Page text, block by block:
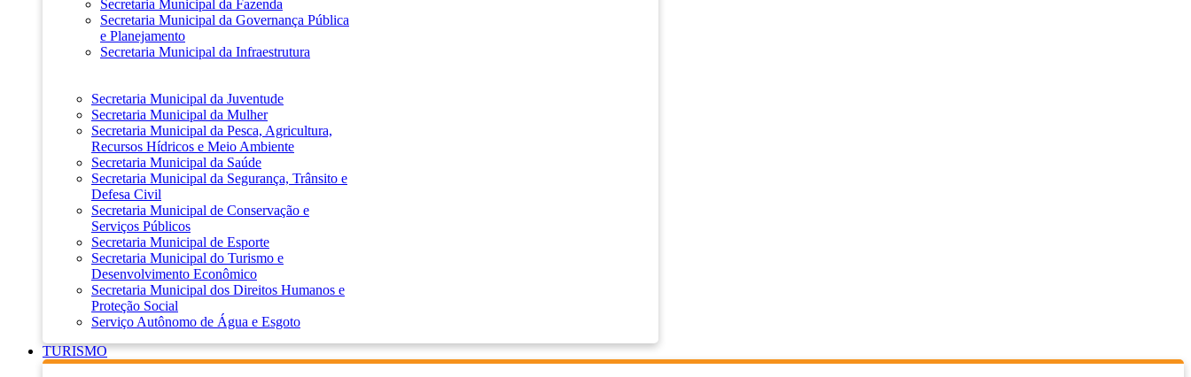
Secretaria Municipal da Fazenda
Secretaria Municipal da Governança Pública
e Planejamento
Secretaria Municipal da Infraestrutura
Secretaria Municipal da Juventude
Secretaria Municipal da Mulher
Secretaria Municipal da Pesca, Agricultura,
Recursos Hídricos e Meio Ambiente
Secretaria Municipal da Saúde
Secretaria Municipal da Segurança, Trânsito e
Defesa Civil
Secretaria Municipal de Conservação e
Serviços Públicos
Secretaria Municipal de Esporte
Secretaria Municipal do Turismo e
Desenvolvimento Econômico
Secretaria Municipal dos Direitos Humanos e
Proteção Social
Serviço Autônomo de Água e Esgoto
TURISMO